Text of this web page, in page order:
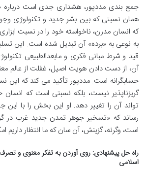
جمع بندی مددپور، هشداری جدی است
همان نسبتی که بین بشر جدید و تکنولوژی
که انسان مدرن، ناخواسته خود را در نسبت ابزاری
به نوعی به «برده» آن تبدیل شده است. این
قید و شرط مبانی فکری و مابعدالطبیعی
آن، از دست دادن هویت اصیل، غفلت از عالم
حسابگرانه است. مددپور تأکید می کند که
گریزناپذیر نیست، بلکه نسبتی است که
تواند آن را تغییر دهد. او این بخش را با این
رساند که «تسخیر جوهر تمدن جدید غرب در
است، وگرنه، گزینش، آن سان که ما انتظار داریم
راه حل پیشنهادی: روی آوردن به تفکر معنوی و
اسلامی